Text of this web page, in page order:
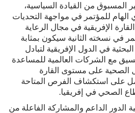
المسبوق من القيادة السياسية،
الهام للمؤتمر في مواجهة التحديات
الإفريقية في مجال الرعاية
في نسخته الثانية سيكون بمثابة
في الدول الإفريقية لتبادل
مع الشركات العالمية للمساعدة
على مستوى القارة
على استكشاف الفرص المتاحة
الصحي في إفريقيا.
الدور الداعم والمشاركة الفاعلة من